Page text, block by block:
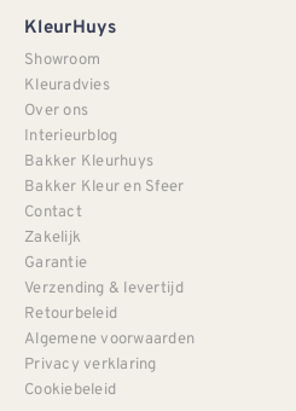
KleurHuys
Showroom
Kleuradvies
Over ons
Interieurblog
Bakker Kleurhuys
Bakker Kleur en Sfeer
Contact
Zakelijk
Garantie
Verzending & levertijd
Retourbeleid
Algemene voorwaarden
Privacy verklaring
Cookiebeleid